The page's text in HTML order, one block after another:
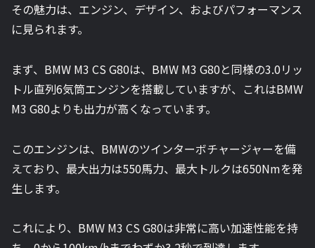
その魅力は、エンジン、デザイン、およびパフォーマンス
に見られます。
まず、BMW M3 CS G80は、BMW M3 G80と同様の3.0リッ
トル直列6気筒エンジンを搭載していますが、これはBMW
M3 G80よりも出力が高くなっています。
このエンジンは、BMWのツインターボチャージャーを備
えており、最大出力は550馬力、最大トルクは650Nmを発
生します。
これにより、BMW M3 CS G80は非常に高い加速性能を持